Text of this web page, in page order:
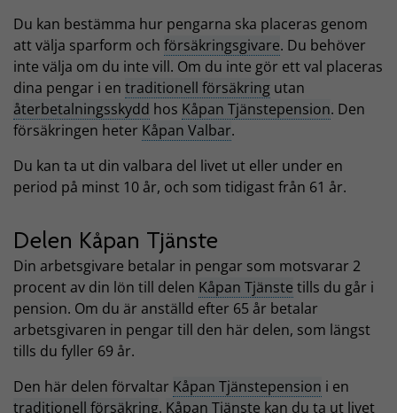
Du kan bestämma hur pengarna ska placeras genom
att välja sparform och försäkringsgivare. Du behöver
inte välja om du inte vill. Om du inte gör ett val placeras
dina pengar i en traditionell försäkring utan
återbetalningsskydd hos Kåpan Tjänstepension. Den
försäkringen heter Kåpan Valbar.
Du kan ta ut din valbara del livet ut eller under en
period på minst 10 år, och som tidigast från 61 år.
Delen Kåpan Tjänste
Din arbetsgivare betalar in pengar som motsvarar 2
procent av din lön till delen Kåpan Tjänste tills du går i
pension. Om du är anställd efter 65 år betalar
arbetsgivaren in pengar till den här delen, som längst
tills du fyller 69 år.
Den här delen förvaltar Kåpan Tjänstepension i en
traditionell försäkring. Kåpan Tjänste kan du ta ut livet